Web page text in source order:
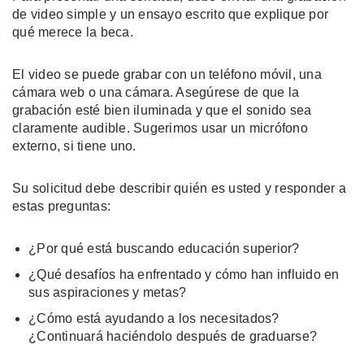
de video simple y un ensayo escrito que explique por
qué merece la beca.
El video se puede grabar con un teléfono móvil, una
cámara web o una cámara. Asegúrese de que la
grabación esté bien iluminada y que el sonido sea
claramente audible. Sugerimos usar un micrófono
externo, si tiene uno.
Su solicitud debe describir quién es usted y responder a
estas preguntas:
¿Por qué está buscando educación superior?
¿Qué desafíos ha enfrentado y cómo han influido en
sus aspiraciones y metas?
¿Cómo está ayudando a los necesitados?
¿Continuará haciéndolo después de graduarse?